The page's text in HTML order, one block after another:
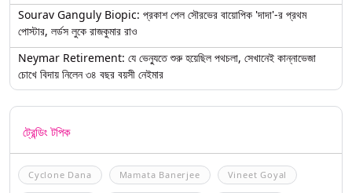
Sourav Ganguly Biopic: প্রকাশ পেল সৌরভের বায়োপিক 'দাদা'-র প্রথম
পোস্টার, লর্ডস লুকে রাজকুমার রাও
Neymar Retirement: যে ভেন্যুতে শুরু হয়েছিল পথচলা, সেখানেই কান্নাভেজা
চোখে বিদায় নিলেন ৩৪ বছর বয়সী নেইমার
ট্রেন্ডিং টপিক
Cyclone Dana Mamata Banerjee Vineet Goyal